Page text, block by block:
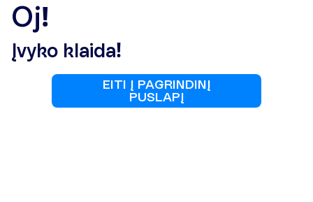
Oj!
Įvyko klaida!
EITI Į PAGRINDINĮ
PUSLAPĮ